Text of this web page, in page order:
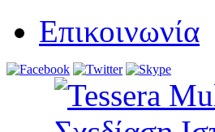
Επικοινωνία